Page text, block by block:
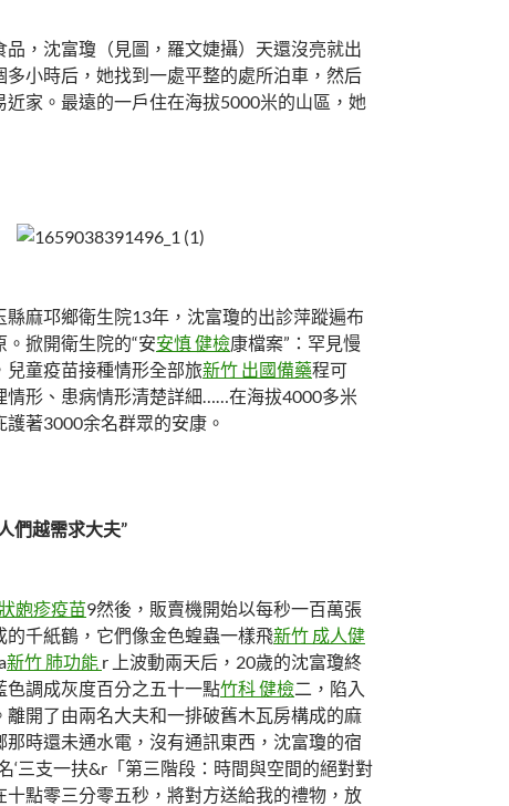
品，沈富瓊（見圖，羅文婕攝）天還沒亮就出
多小時后，她找到一處平整的處所泊車，然后
近家。最遠的一戶住在海拔5000米的山區，她
縣麻邛鄉衛生院13年，沈富瓊的出診萍蹤遍布
掀開衛生院的“安安慎 健檢康檔案”：罕見慢
兒童疫苗接種情形全部旅新竹 出國備藥程可
情形、患病情形清楚詳細……在海拔4000多米
著3000余名群眾的安康。
們越需求大夫”
皰疹疫苗9然後，販賣機開始以每秒一百萬張
的千紙鶴，它們像金色蝗蟲一樣飛新竹 成人健
新竹 肺功能 r 上波動兩天后，20歲的沈富瓊終
色調成灰度百分之五十一點竹科 健檢二，陷入
離開了由兩名大夫和一排破舊木瓦房構成的麻
那時還未通水電，沒有通訊東西，沈富瓊的宿
‘三支一扶&r「第三階段：時間與空間的絕對對
十點零三分零五秒，將對方送給我的禮物，放